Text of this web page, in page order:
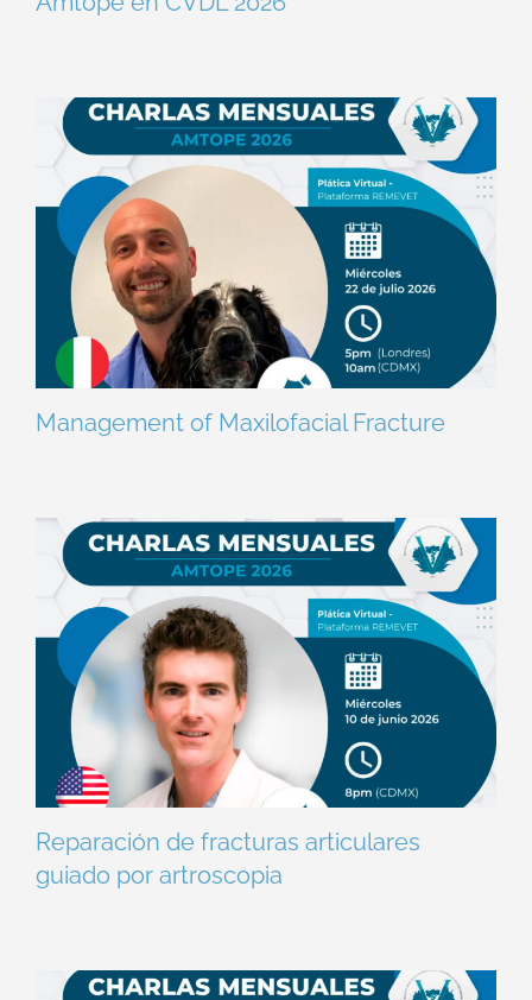
Management of Maxilofacial Fracture
Reparación de fracturas articulares
guiado por artroscopia